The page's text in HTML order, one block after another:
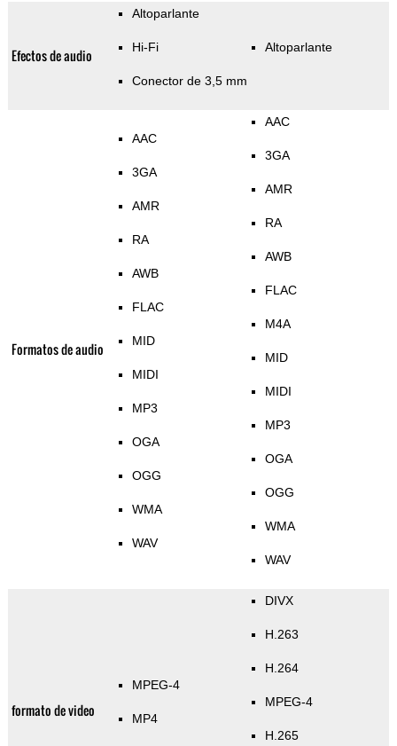
Efectos de audio
Altoparlante
Hi-Fi
Conector de 3,5 mm
Altoparlante
Formatos de audio
AAC
3GA
AMR
RA
AWB
FLAC
MID
MIDI
MP3
OGA
OGG
WMA
WAV
AAC
3GA
AMR
RA
AWB
FLAC
M4A
MID
MIDI
MP3
OGA
OGG
WMA
WAV
formato de video
MPEG-4
MP4
DIVX
H.263
H.264
MPEG-4
H.265